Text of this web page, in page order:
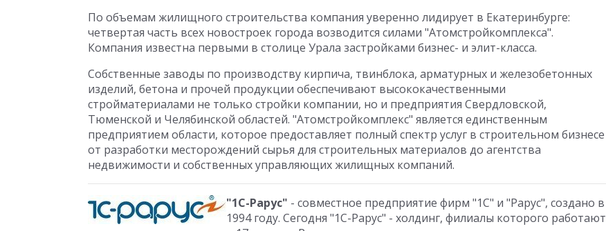
По объемам жилищного строительства компания уверенно лидирует в Екатеринбурге:
четвертая часть всех новостроек города возводится силами "Атомстройкомплекса".
Компания известна первыми в столице Урала застройками бизнес- и элит-класса.
Собственные заводы по производству кирпича, твинблока, арматурных и железобетонных
изделий, бетона и прочей продукции обеспечивают высококачественными
стройматериалами не только стройки компании, но и предприятия Свердловской,
Тюменской и Челябинской областей. "Атомстройкомплекс" является единственным
предприятием области, которое предоставляет полный спектр услуг в строительном бизнесе
от разработки месторождений сырья для строительных материалов до агентства
недвижимости и собственных управляющих жилищных компаний.
"1С-Рарус" - совместное предприятие фирм "1С" и "Рарус", создано в
1994 году. Сегодня "1С-Рарус" - холдинг, филиалы которого работают